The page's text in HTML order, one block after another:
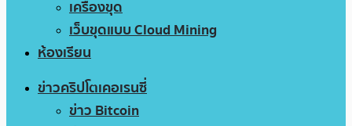
เครื่องขุด
เว็บขุดแบบ Cloud Mining
ห้องเรียน
ข่าวคริปโตเคอเรนซี่
ข่าว Bitcoin